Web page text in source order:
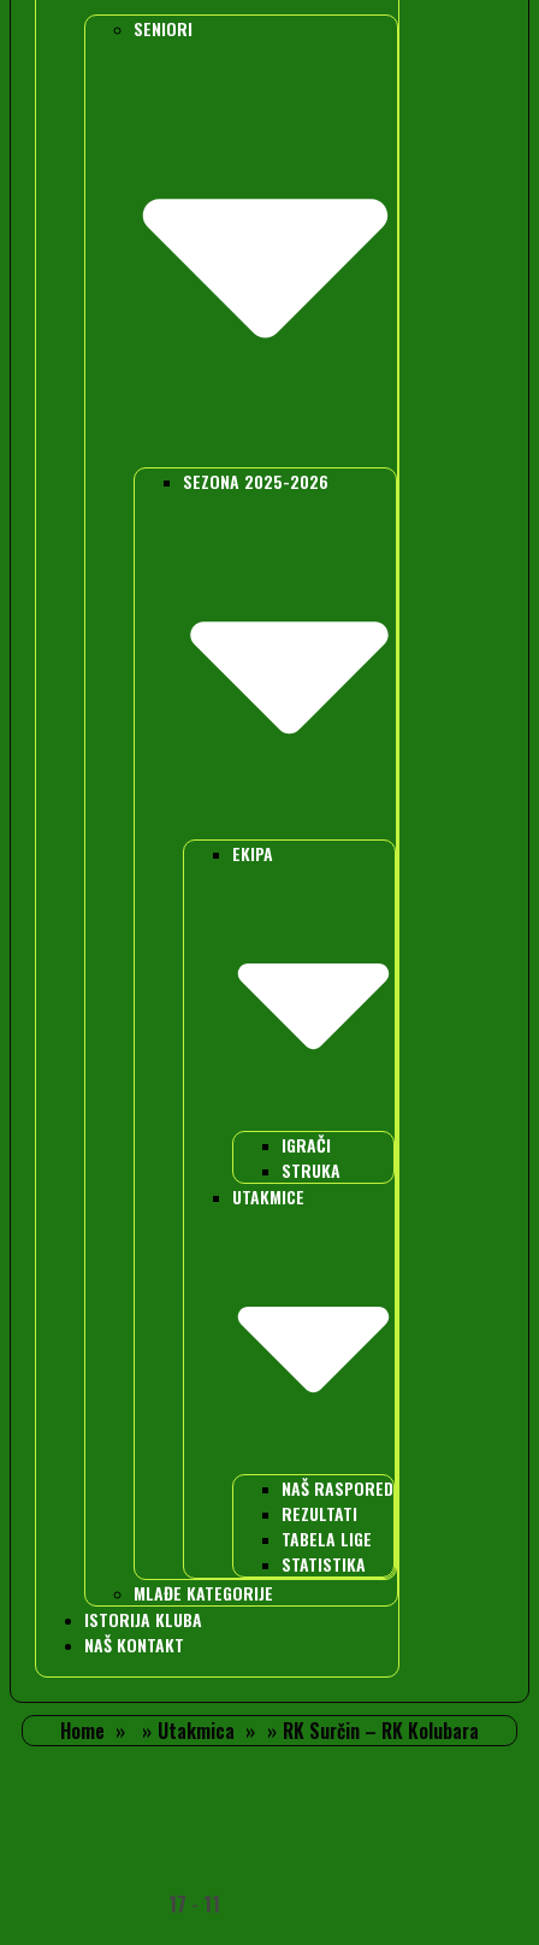
SENIORI
SEZONA 2025-2026
EKIPA
IGRAČI
STRUKA
UTAKMICE
NAŠ RASPORED
REZULTATI
TABELA LIGE
STATISTIKA
MLAĐE KATEGORIJE
ISTORIJA KLUBA
NAŠ KONTAKT
Home Utakmica RK Surčin – RK Kolubara
17 - 11